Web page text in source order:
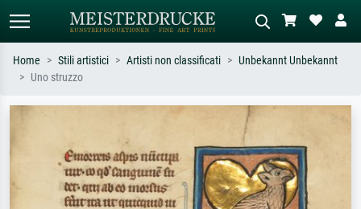
Impressionismo, onda di Hokusai,
nudo.
Descrivi la scena – es. prato verde,
astratto con molto rosso, dipinto a
olio scuro, nudo in piedi vicino a un
albero.
Home Stili artistici Artisti non classificati
Unbekannt Unbekannt
Uno struzzo